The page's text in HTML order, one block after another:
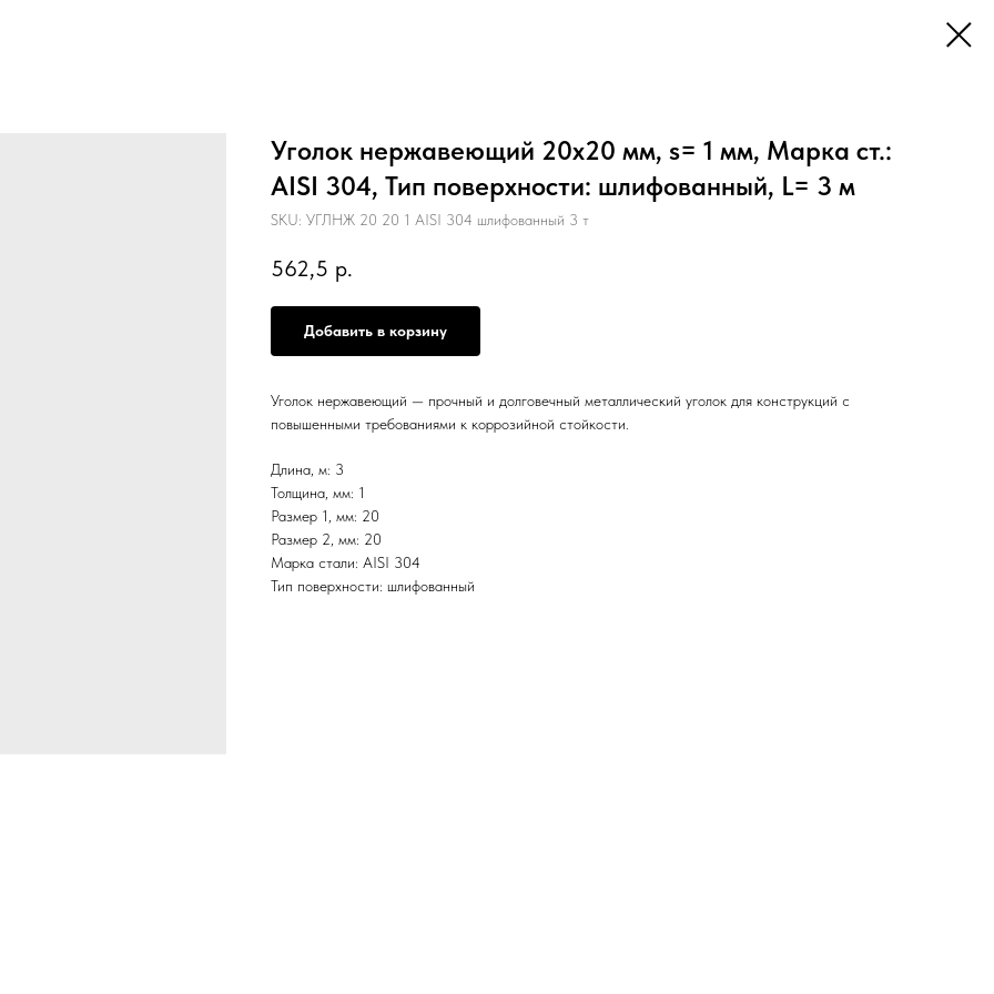
Уголок нержавеющий 20х20 мм, s= 1 мм, Марка ст.:
AISI 304, Тип поверхности: шлифованный, L= 3 м
SKU: УГЛНЖ 20 20 1 AISI 304 шлифованный 3 т
562,5 р.
Добавить в корзину
Уголок нержавеющий — прочный и долговечный металлический уголок для конструкций с
повышенными требованиями к коррозийной стойкости.
Длина, м: 3
Толщина, мм: 1
Размер 1, мм: 20
Размер 2, мм: 20
Марка стали: AISI 304
Тип поверхности: шлифованный